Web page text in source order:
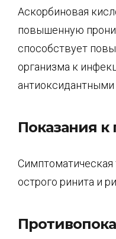
Аскорбиновая
повышенную
способствует
организма к
антиоксидантными
Показания
Симптоматическая
острого ринита и